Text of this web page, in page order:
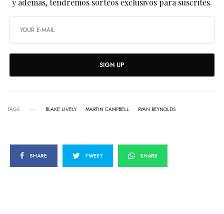
y además, tendremos sorteos exclusivos para suscrites.
SIGN UP
TAGS BLAKE LIVELY MARTIN CAMPBELL RYAN REYNOLDS
SHARE TWEET SHARE